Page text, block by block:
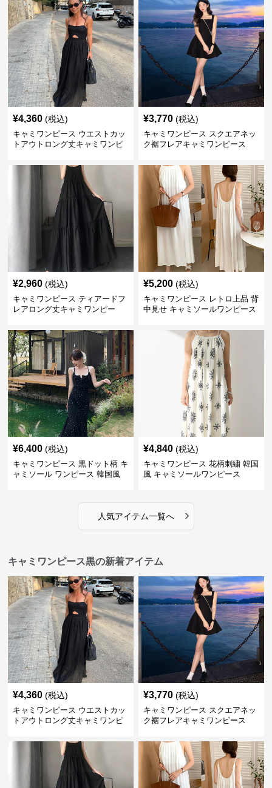
¥4,360 (税込)
キャミワンピース ウエストカッ
トアウトロング丈キャミワンピ
¥3,770 (税込)
キャミワンピース スクエアネッ
ク裾フレアキャミワンピース
¥2,960 (税込)
キャミワンピース ティアードフ
レアロング丈キャミワンピー
¥5,200 (税込)
キャミワンピース レトロ上品 背
中見せ キャミソールワンピース
¥6,400 (税込)
キャミワンピース 黒ドット柄 キ
ャミソール ワンピース 韓国風
¥4,840 (税込)
キャミワンピース 花柄刺繍 韓国
風 キャミソールワンピース
人気アイテム一覧へ ›
キャミワンピース黒の新着アイテム
¥4,360 (税込)
キャミワンピース ウエストカッ
トアウトロング丈キャミワンピ
¥3,770 (税込)
キャミワンピース スクエアネッ
ク裾フレアキャミワンピース